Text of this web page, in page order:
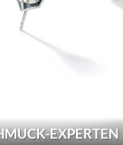
EXPERTEN